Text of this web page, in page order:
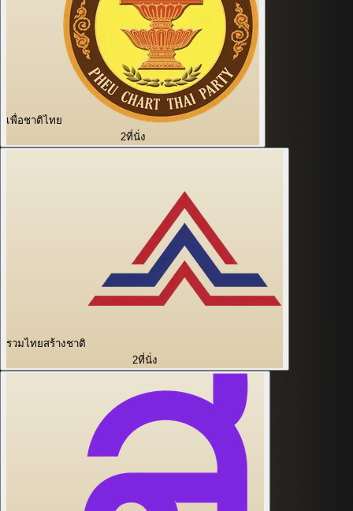
เพื่อชาติไทย
2ที่นั่ง
รวมไทยสร้างชาติ
2ที่นั่ง